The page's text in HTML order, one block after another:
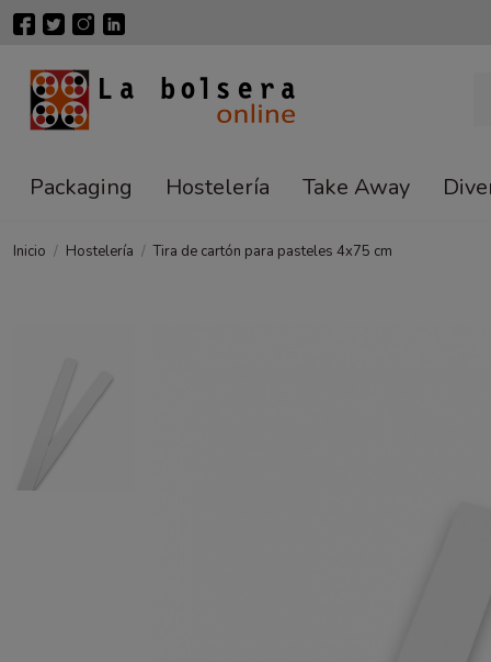
Packaging Hostelería Take Away
Inicio Hostelería Tira de cartón para pasteles 4x75 cm